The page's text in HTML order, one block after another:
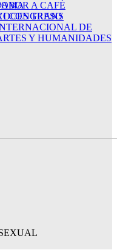
A CAFÉ
CONGRESO
DE
Y HUMANIDADES
TRANS